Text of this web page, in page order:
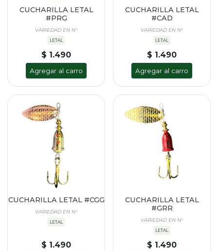
CUCHARILLA LETAL
#PRG
VARIEDAD EN N°
LETAL
$ 1.490
Agregar al carro
CUCHARILLA LETAL
#CAD
VARIEDAD EN N°
LETAL
$ 1.490
Agregar al carro
CUCHARILLA LETAL #CGG
VARIEDAD EN N°
LETAL
$ 1.490
CUCHARILLA LETAL
#GRR
VARIEDAD EN N°
LETAL
$ 1.490